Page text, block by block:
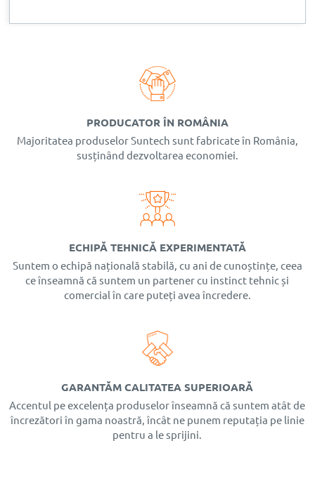
PRODUCATOR ÎN ROMÂNIA
Majoritatea produselor Suntech sunt fabricate în România,
susținând dezvoltarea economiei.
ECHIPĂ TEHNICĂ EXPERIMENTATĂ
Suntem o echipă națională stabilă, cu ani de cunoștințe, ceea
ce înseamnă că suntem un partener cu instinct tehnic și
comercial în care puteți avea încredere.
GARANTĂM CALITATEA SUPERIOARĂ
Accentul pe excelența produselor înseamnă că suntem atât de
încrezători în gama noastră, încât ne punem reputația pe linie
pentru a le sprijini.